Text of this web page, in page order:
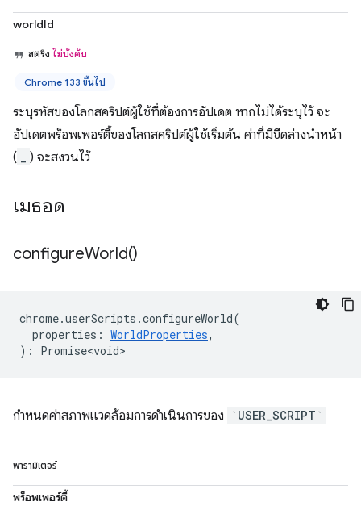
worldId
สตริง ไม่บังคับ
Chrome 133 ขึ้นไป
ระบุรหัสของโลกสคริปต์ผู้ใช้ที่ต้องการอัปเดต หากไม่ได้ระบุไว้ จะ
อัปเดตพร็อพเพอร์ตี้ของโลกสคริปต์ผู้ใช้เริ่มต้น ค่าที่มีขีดล่างนำหน้า
(
) จะสงวนไว้
เมธอด
configureWorld()
chrome.userScripts .configureWorld(
properties : WorldProperties,
) : Promise<void>
กำหนดค่าสภาพแวดล้อมการดำเนินการของ `USER_SCRIPT`
พารามิเตอร์
พร็อพเพอร์ตี้